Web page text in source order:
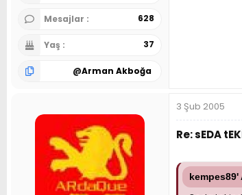
Mesajlar 628
Yaş 37
@Arman Akboğa
3 Şub 2005
Re: sEDA
kempes89'